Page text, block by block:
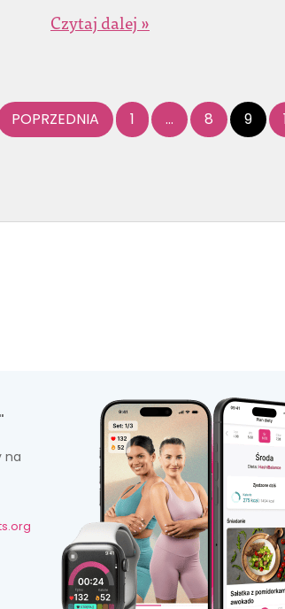
Czytaj dalej »
POPRZEDNIA 1 … 8 9
na